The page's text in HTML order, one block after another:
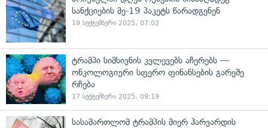
სანქციების მე-19 პაკეტს წარადგენენ
19 სექტემბერი 2025, 07:02
ტრამპი სიმსივნის კვლევებს აჩერებს —
ონკოლოგიური სფერო ფინანსების გარეშე
რჩება
17 სექტემბერი 2025, 09:19
სასამართლომ ტრამპის მიერ ჰარვარდის